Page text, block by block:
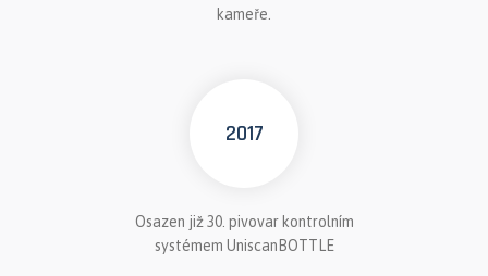
kameře.
2017
Osazen již 30. pivovar kontrolním
systémem UniscanBOTTLE